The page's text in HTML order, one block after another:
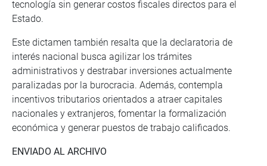
tecnología sin generar costos fiscales directos para el
Estado.
Este dictamen también resalta que la declaratoria de
interés nacional busca agilizar los trámites
administrativos y destrabar inversiones actualmente
paralizadas por la burocracia. Además, contempla
incentivos tributarios orientados a atraer capitales
nacionales y extranjeros, fomentar la formalización
económica y generar puestos de trabajo calificados.
ENVIADO AL ARCHIVO